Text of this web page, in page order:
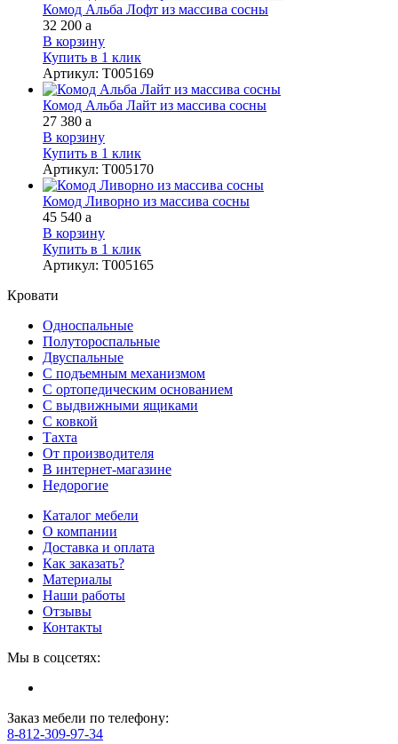
Комод Альба Лофт из массива сосны
32 200 a
В корзину
Купить в 1 клик
Артикул: Т005169
Комод Альба Лайт из массива сосны
27 380 a
В корзину
Купить в 1 клик
Артикул: Т005170
Комод Ливорно из массива сосны
45 540 a
В корзину
Купить в 1 клик
Артикул: Т005165
Кровати
Односпальные
Полутороспальные
Двуспальные
С подъемным механизмом
С ортопедическим основанием
С выдвижными ящиками
С ковкой
Тахта
От производителя
В интернет-магазине
Недорогие
Каталог мебели
О компании
Доставка и оплата
Как заказать?
Материалы
Наши работы
Отзывы
Контакты
Мы в соцсетях:
Заказ мебели по телефону:
8-812-309-97-34